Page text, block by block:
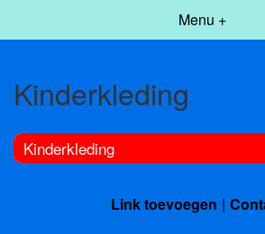
Menu +
Kinderkleding
Kinderkleding
Link toevoegen